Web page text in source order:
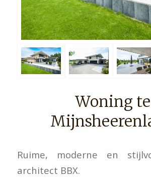
Woning te
Ruime, moderne en
architect BBX.